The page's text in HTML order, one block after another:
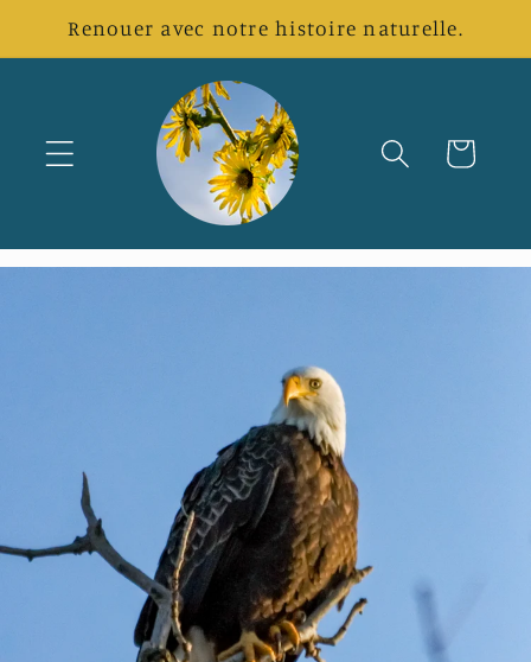
passer
au
Renouer avec notre histoire naturelle.
Panier